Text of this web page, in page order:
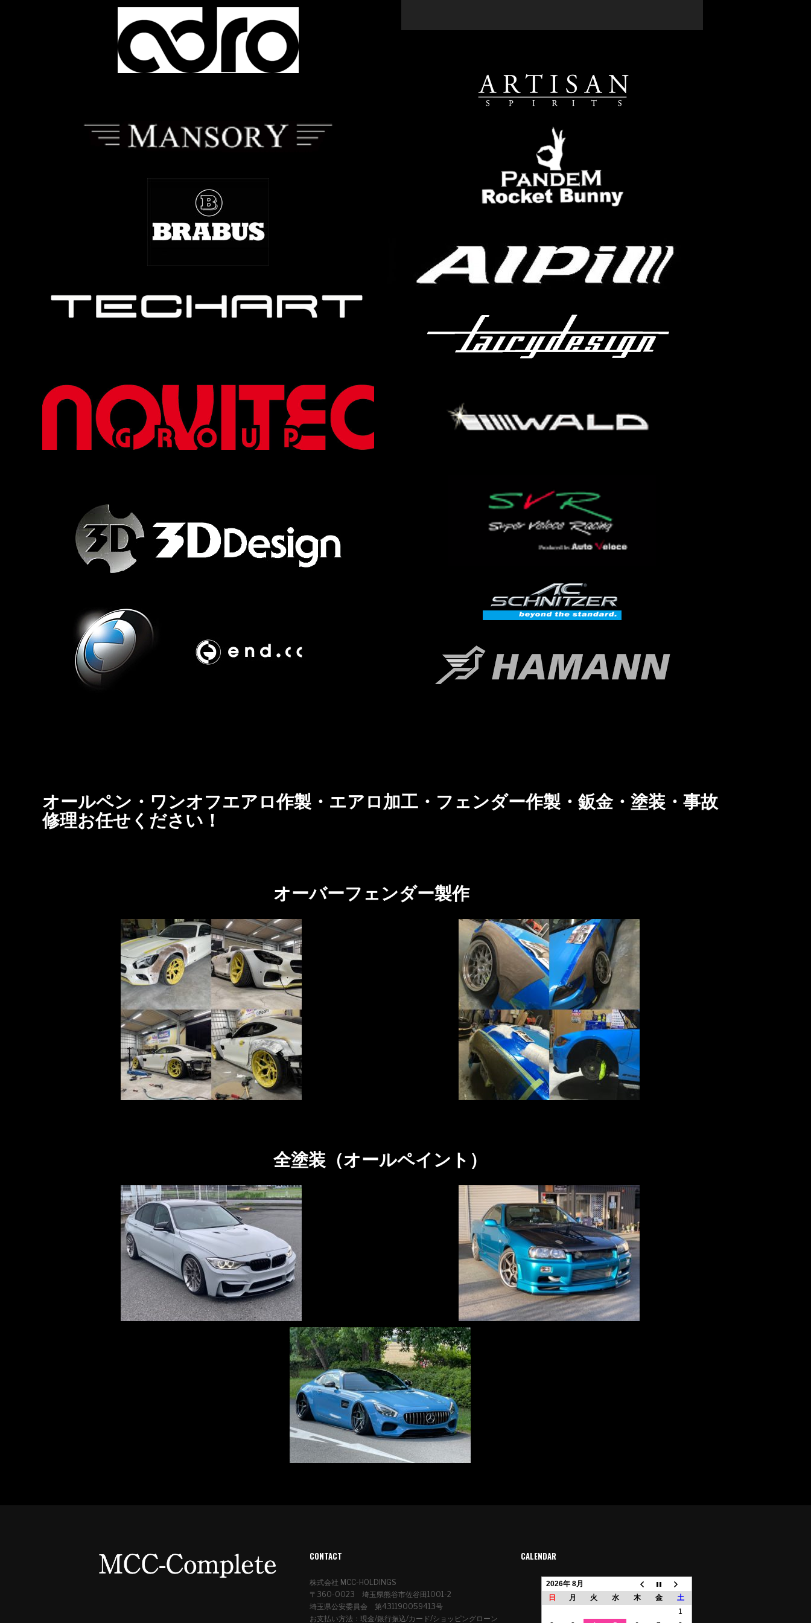
オールペン・ワンオフエアロ作製・エアロ加工・フェンダー作製・鈑金・塗装・事故
修理お任せください！
オーバーフェンダー製作
全塗装（オールペイント）
CONTACT
株式会社 MCC-HOLDINGS
〒360-0023 埼玉県熊谷市佐谷田1001-2
埼玉県公安委員会 第431190059413号
お支払い方法：現金/銀行振込/カード/ショッピングローン
CALENDAR
2026年 8月
日
月 火 水 木 金
土
1